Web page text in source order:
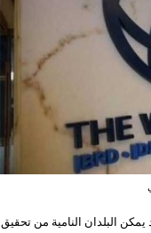
البلدان النامية من تحقيق